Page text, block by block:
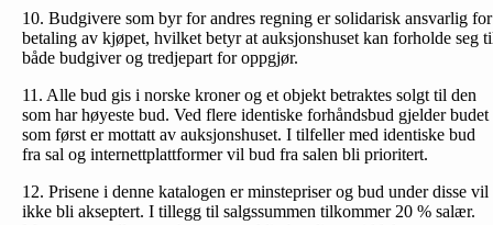
10. Budgivere som byr for andres regning er solidarisk ansvarlig for
betaling av kjøpet, hvilket betyr at auksjonshuset kan forholde seg
både budgiver og tredjepart for oppgjør.
11. Alle bud gis i norske kroner og et objekt betraktes solgt til den
som har høyeste bud. Ved flere identiske forhåndsbud gjelder budet
som først er mottatt av auksjonshuset. I tilfeller med identiske bud
fra sal og internettplattformer vil bud fra salen bli prioritert.
12. Prisene i denne katalogen er minstepriser og bud under disse vil
ikke bli akseptert. I tillegg til salgssummen tilkommer 20 % salær.